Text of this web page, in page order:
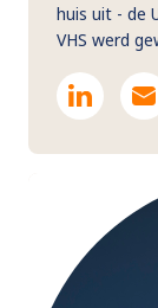
huis uit - de
VHS werd